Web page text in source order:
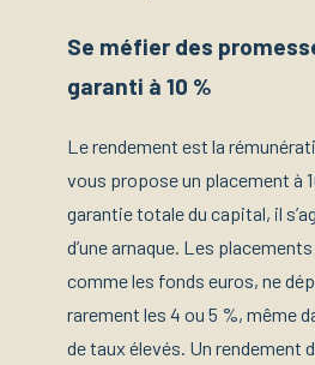
Se méfier des
garanti à 10 %
Le rendement est la
vous propose un placement à
garantie totale du capital, il
d’une arnaque. Les
comme les fonds euros, ne
rarement les 4 ou 5 %, même
de taux élevés. Un rendement